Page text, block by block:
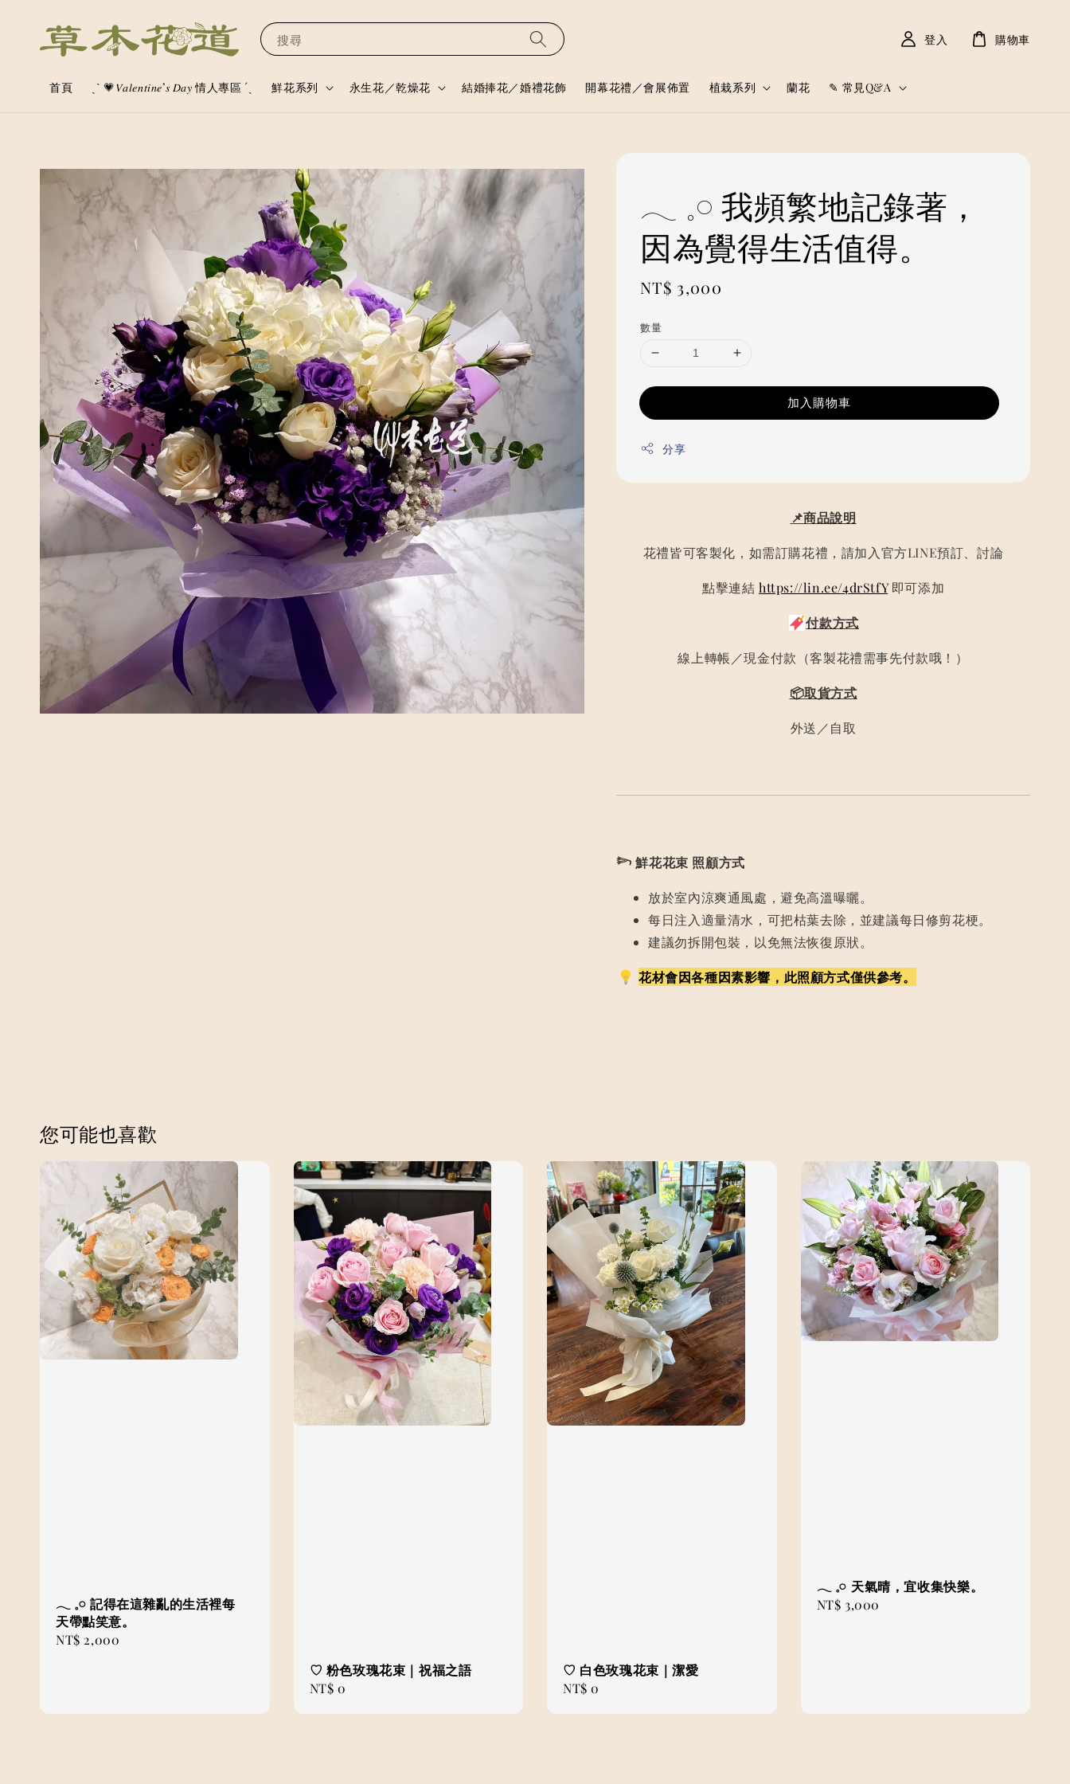
搜尋
首頁 ˏˋ 💗𝑉𝑎𝑙𝑒𝑛𝑡𝑖𝑛𝑒’𝑠 𝐷𝑎𝑦 情人專區 ´ˎ 鮮花系列 永生花／乾燥花 結婚捧花／婚禮花飾 開幕花禮／會展佈置 植栽系列 蘭花 ✎ 常見Q&A
登入 購物車
𓂃 𓈒𓏸 我頻繁地記錄著，
因為覺得生活值得。
Regular
NT$ 3,000
數量
加入購物車
分享
📌商品說明
花禮皆可客製化，如需訂購花禮，請加入官方LINE預訂、討論
點擊連結 https://lin.ee/4drStfY即可添加
付款方式
線上轉帳／現金付款（客製花禮需事先付款哦！）
📦取貨方式
外送／自取
𓆸 鮮花花束 照顧方式
放於室內涼爽通風處，避免高溫曝曬。
每日注入適量清水，可把枯葉去除，並建議每日修剪花梗。
建議勿拆開包裝，以免無法恢復原狀。
花材會因各種因素影響，此照顧方式僅供參考。
您可能也喜歡
𓂃 𓈒𓏸 記得在這雜亂的生活裡每
天帶點笑意。
Regular
NT$ 2,000
♡ 粉色玫瑰花束｜祝福之語
Regular
NT$ 0
♡ 白色玫瑰花束｜潔愛
Regular
NT$ 0
𓂃 𓈒𓏸 ⁡天氣晴，宜收集快樂。
Regular
NT$ 3,000